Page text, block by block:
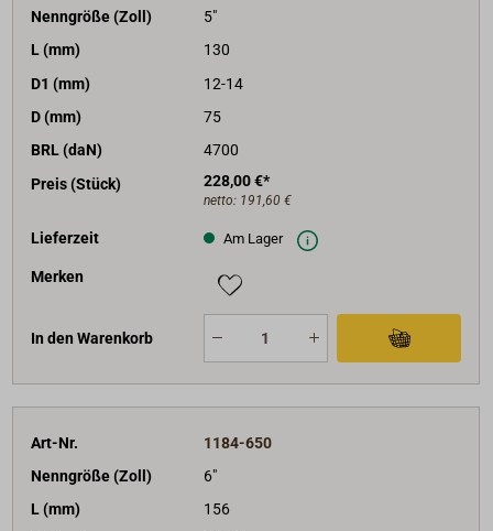
Nenngröße (Zoll)
5"
L (mm)
130
D1 (mm)
12-14
D (mm)
75
BRL (daN)
4700
Preis (Stück)
228,00 €*
netto: 191,60 €
Lieferzeit Am Lager
Merken
In den Warenkorb
Art-Nr.
1184-650
Nenngröße (Zoll)
6"
L (mm)
156